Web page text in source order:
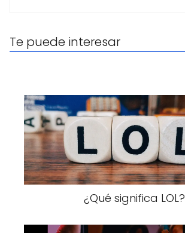
Te puede interesar
¿Qué significa LOL?